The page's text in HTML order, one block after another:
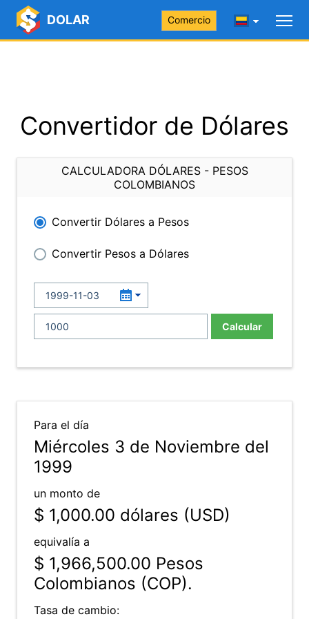
DOLAR Comercio
Convertidor de Dólares
CALCULADORA DÓLARES - PESOS
COLOMBIANOS
Convertir Dólares a Pesos
Convertir Pesos a Dólares
Calcular
Para el día
Miércoles 3 de Noviembre del
1999
un monto de
$ 1,000.00 dólares (USD)
equivalía a
$ 1,966,500.00 Pesos
Colombianos (COP).
Tasa de cambio: